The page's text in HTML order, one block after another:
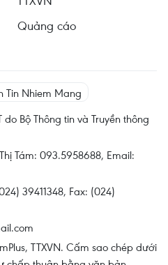
Quảng cáo
Bộ Thông tin và Truyền thông
Tám: 093.5958688, Email:
39411348, Fax: (024)
TTXVN. Cấm sao chép dưới